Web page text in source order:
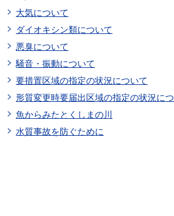
大気について
ダイオキシン類について
悪臭について
騒音・振動について
要措置区域の指定の状況について
形質変更時要届出区域の指定の状況に
魚からみたとくしまの川
水質事故を防ぐために